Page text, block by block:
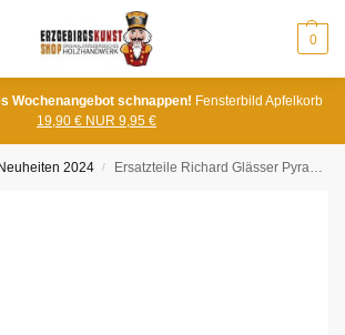
0
Wochenangebot schnappen! Fensterbild Apfelkorb
19,90 € NUR 9,95 €
Neuheiten 2024 / Ersatzteile Richard Glässer Pyramiden